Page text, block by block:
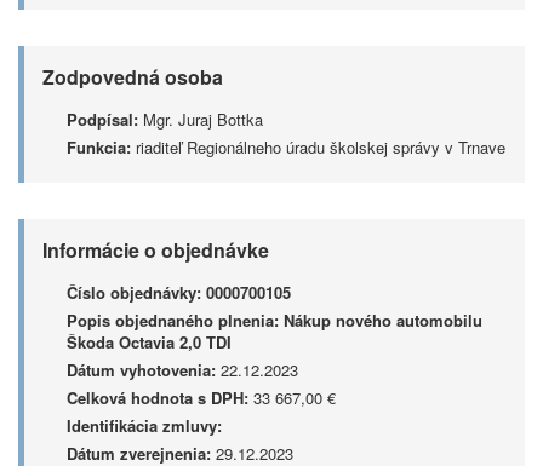
Zodpovedná osoba
Podpísal: Mgr. Juraj Bottka
Funkcia: riaditeľ Regionálneho úradu školskej správy v Trnave
Informácie o objednávke
Číslo objednávky: 0000700105
Popis objednaného plnenia: Nákup nového automobilu
Škoda Octavia 2,0 TDI
Dátum vyhotovenia: 22.12.2023
Celková hodnota s DPH: 33 667,00 €
Identifikácia zmluvy:
Dátum zverejnenia: 29.12.2023